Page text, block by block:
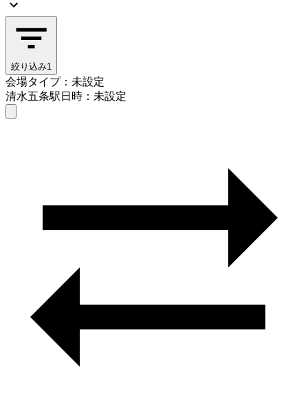
絞り込み1
会場タイプ：未設定
清水五条駅日時：未設定